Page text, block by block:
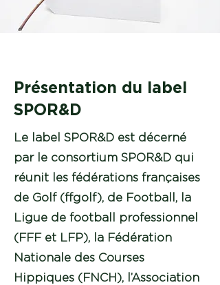
Présentation du label
SPOR&D
Le label SPOR&D est décerné
par le consortium SPOR&D qui
réunit les fédérations françaises
de Golf (ffgolf), de Football, la
Ligue de football professionnel
(FFF et LFP), la Fédération
Nationale des Courses
Hippiques (FNCH), l’Association